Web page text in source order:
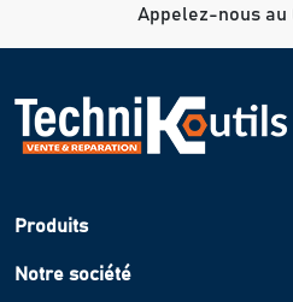
Appelez-nous au
Produits
Notre société